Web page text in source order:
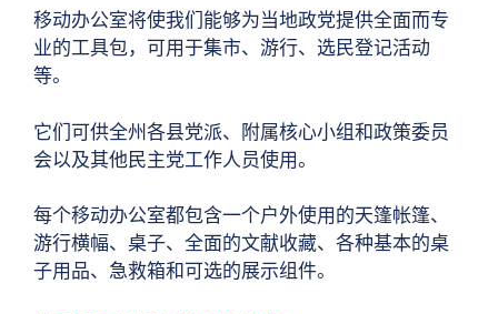
移动办公室将使我们能够为当地政党提供全面而专
业的工具包，可用于集市、游行、选民登记活动
等。
它们可供全州各县党派、附属核心小组和政策委员
会以及其他民主党工作人员使用。
每个移动办公室都包含一个户外使用的天篷帐篷、
游行横幅、桌子、全面的文献收藏、各种基本的桌
子用品、急救箱和可选的展示组件。